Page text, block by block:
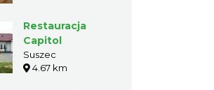
Restauracja
Capitol
Suszec
4.67 km